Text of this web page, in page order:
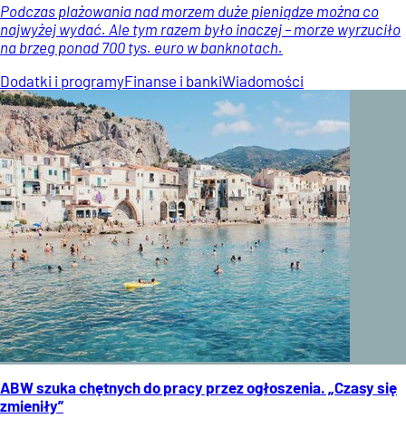
Podczas plażowania nad morzem duże pieniądze można co
najwyżej wydać. Ale tym razem było inaczej – morze wyrzuciło
na brzeg ponad 700 tys. euro w banknotach.
Dodatki i programyFinanse i bankiWiadomości
ABW szuka chętnych do pracy przez ogłoszenia. „Czasy się
zmieniły”